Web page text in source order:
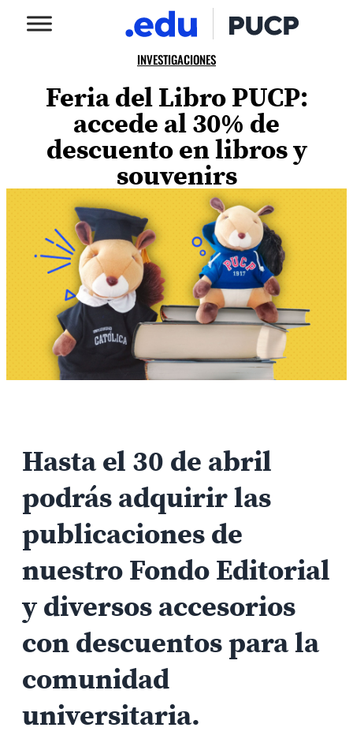
INVESTIGACIONES
Feria del Libro PUCP:
accede al 30% de
descuento en libros y
souvenirs
Hasta el 30 de abril
podrás adquirir las
publicaciones de
nuestro Fondo Editorial
y diversos accesorios
con descuentos para la
comunidad
universitaria.